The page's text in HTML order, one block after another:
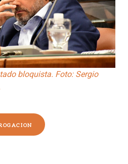
bloquista. Foto: Sergio